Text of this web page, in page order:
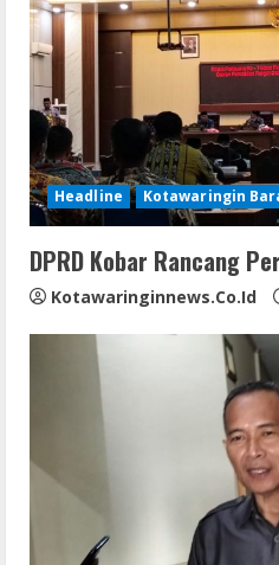
Headline Kotawaringin
DPRD Kobar Rancang
Kotawaringinnews.co.id